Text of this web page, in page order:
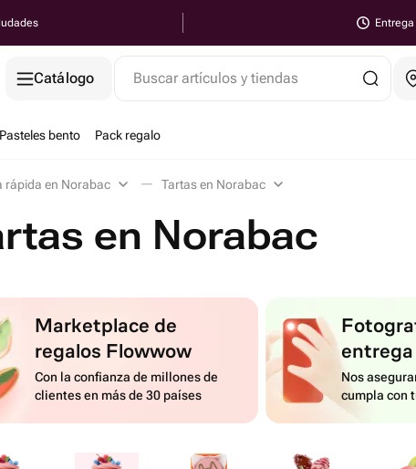
Catálogo Buscar artículos y tiendas
Pasteles bento Pack regalo
rápida en Norabac Tartas en Norabac
en Norabac
Marketplace de
regalos Flowwow
Con la confianza de millones de
clientes en más de 30 países
entrega
Nos
cumpla con